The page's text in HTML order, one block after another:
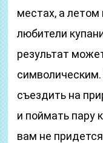
местах, а летом
любители
результат
съездить на
и поймать пару
вам не